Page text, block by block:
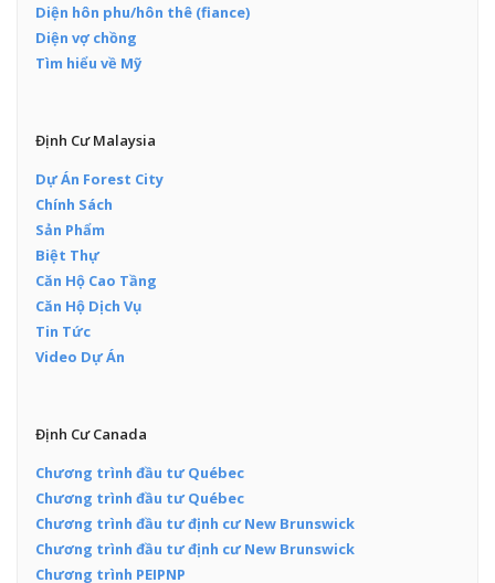
Diện hôn phu/hôn thê (fiance)
Diện vợ chồng
Tìm hiểu về Mỹ
Định Cư Malaysia
Dự Án Forest City
Chính Sách
Sản Phẩm
Biệt Thự
Căn Hộ Cao Tầng
Căn Hộ Dịch Vụ
Tin Tức
Video Dự Án
Định Cư Canada
Chương trình đầu tư Québec
Chương trình đầu tư Québec
Chương trình đầu tư định cư New Brunswick
Chương trình đầu tư định cư New Brunswick
Chương trình PEIPNP